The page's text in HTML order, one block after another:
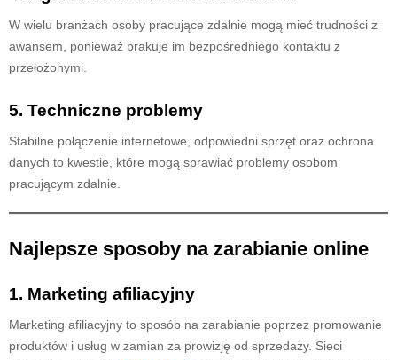
W wielu branżach osoby pracujące zdalnie mogą mieć trudności z
awansem, ponieważ brakuje im bezpośredniego kontaktu z
przełożonymi.
5. Techniczne problemy
Stabilne połączenie internetowe, odpowiedni sprzęt oraz ochrona
danych to kwestie, które mogą sprawiać problemy osobom
pracującym zdalnie.
Najlepsze sposoby na zarabianie online
1. Marketing afiliacyjny
Marketing afiliacyjny to sposób na zarabianie poprzez promowanie
produktów i usług w zamian za prowizję od sprzedaży. Sieci